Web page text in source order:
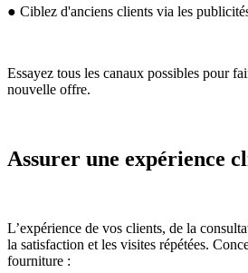
● Ciblez d'anciens clients via les
Essayez tous les canaux possibles pour
nouvelle offre.
Assurer une expérience
L’expérience de vos clients, de la
la satisfaction et les visites répétées.
fourniture :